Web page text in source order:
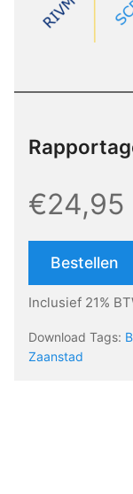
€24,95
Bestellen
Inclusief 21%
Download Tags:
Zaanstad